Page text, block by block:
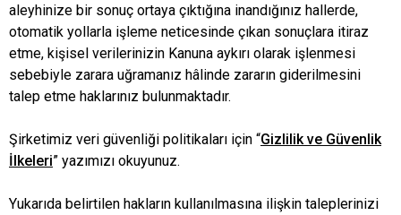
aleyhinize bir sonuç ortaya çıktığına inandığınız hallerde,
otomatik yollarla işleme neticesinde çıkan sonuçlara itiraz
etme, kişisel verilerinizin Kanuna aykırı olarak işlenmesi
sebebiyle zarara uğramanız hâlinde zararın giderilmesini
talep etme haklarınız bulunmaktadır.
Şirketimiz veri güvenliği politikaları için “Gizlilik ve Güvenlik
İlkeleri” yazımızı okuyunuz.
Yukarıda belirtilen hakların kullanılmasına ilişkin taleplerinizi